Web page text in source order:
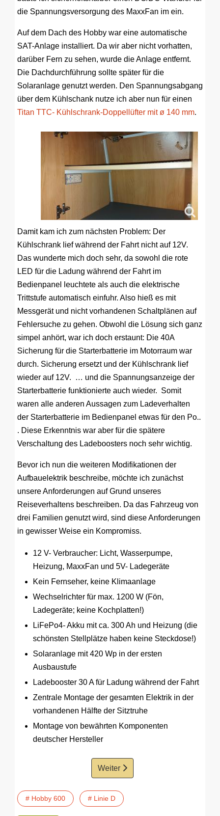
die Spannungsversorgung des MaxxFan im ein.
Auf dem Dach des Hobby war eine automatische
SAT-Anlage installiert. Da wir aber nicht vorhatten,
darüber Fern zu sehen, wurde die Anlage entfernt.
Die Dachdurchführung sollte später für die
Solaranlage genutzt werden. Den Spannungsabgang
über dem Kühlschank nutze ich aber nun für einen
Titan TTC- Kühlschrank-Doppellüfter mit ø 140 mm.
Damit kam ich zum nächsten Problem: Der
Kühlschrank lief während der Fahrt nicht auf 12V.
Das wunderte mich doch sehr, da sowohl die rote
LED für die Ladung während der Fahrt im
Bedienpanel leuchtete als auch die elektrische
Trittstufe automatisch einfuhr. Also hieß es mit
Messgerät und nicht vorhandenen Schaltplänen auf
Fehlersuche zu gehen. Obwohl die Lösung sich ganz
simpel anhört, war ich doch erstaunt: Die 40A
Sicherung für die Starterbatterie im Motorraum war
durch. Sicherung ersetzt und der Kühlschrank lief
wieder auf 12V. … und die Spannungsanzeige der
Starterbatterie funktionierte auch wieder. Somit
waren alle anderen Aussagen zum Ladeverhalten
der Starterbatterie im Bedienpanel etwas für den Po..
. Diese Erkenntnis war aber für die spätere
Verschaltung des Ladeboosters noch sehr wichtig.
Bevor ich nun die weiteren Modifikationen der
Aufbauelektrik beschreibe, möchte ich zunächst
unsere Anforderungen auf Grund unseres
Reiseverhaltens beschreiben. Da das Fahrzeug von
drei Familien genutzt wird, sind diese Anforderungen
in gewisser Weise ein Kompromiss.
12 V- Verbraucher: Licht, Wasserpumpe,
Heizung, MaxxFan und 5V- Ladegeräte
Kein Fernseher, keine Klimaanlage
Wechselrichter für max. 1200 W (Fön,
Ladegeräte; keine Kochplatten!)
LiFePo4- Akku mit ca. 300 Ah und Heizung (die
schönsten Stellplätze haben keine Steckdose!)
Solaranlage mit 420 Wp in der ersten
Ausbaustufe
Ladebooster 30 A für Ladung während der Fahrt
Zentrale Montage der gesamten Elektrik in der
vorhandenen Hälfte der Sitztruhe
Montage von bewährten Komponenten
deutscher Hersteller
Weiter
# Hobby 600 # Linie D